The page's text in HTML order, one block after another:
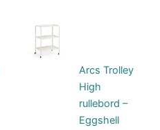
Arcs Trolley
High
rullebord –
Eggshell